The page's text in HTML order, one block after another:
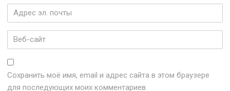
фамилия*
Адрес
эл.
почты*
Веб-
сайт
Сохранить моё имя, email и адрес сайта в этом браузере
для последующих моих комментариев.